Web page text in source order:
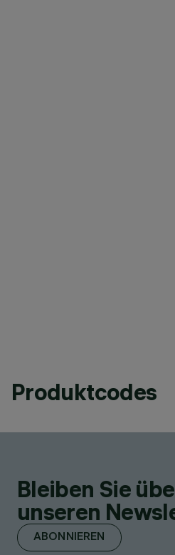
Produktcodes
Bleiben Sie
unseren
ABONNIEREN